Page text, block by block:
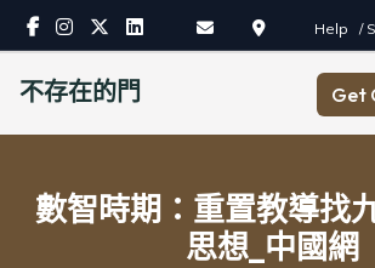
Skip
content
Help /
不存在的門 Get
數智時期：重置教導找
思想_中國網